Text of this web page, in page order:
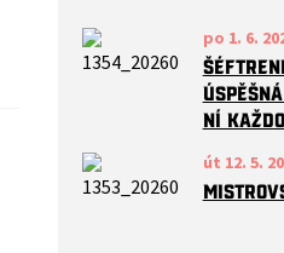
po 1. 6.
ní
út 12. 5.